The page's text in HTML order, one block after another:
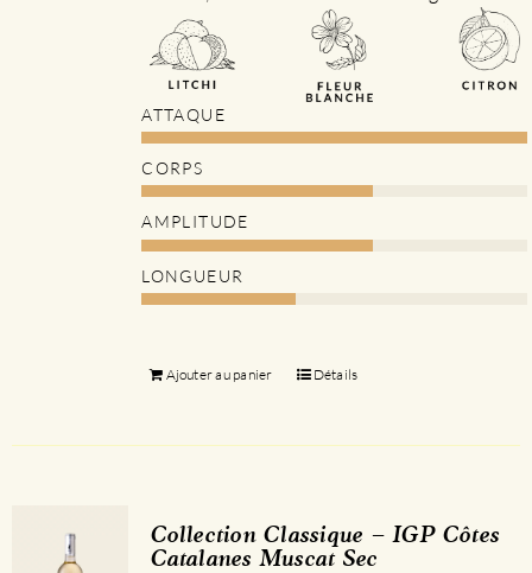
ATTAQUE
CORPS
AMPLITUDE
LONGUEUR
Ajouter au panier Détails
Collection Classique – IGP Côtes
Catalanes Muscat Sec